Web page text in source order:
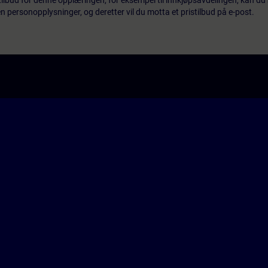
personopplysninger, og deretter vil du motta et pristilbud på e-post.